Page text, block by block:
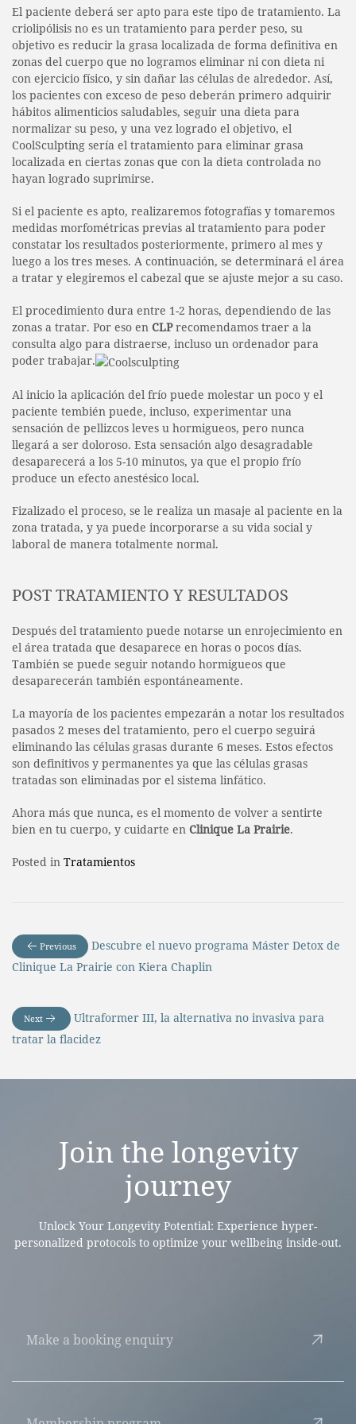
El paciente deberá ser apto para este tipo de tratamiento. La
criolipólisis no es un tratamiento para perder peso, su
objetivo es reducir la grasa localizada de forma definitiva en
zonas del cuerpo que no logramos eliminar ni con dieta ni
con ejercicio físico, y sin dañar las células de alrededor. Así,
los pacientes con exceso de peso deberán primero adquirir
hábitos alimenticios saludables, seguir una dieta para
normalizar su peso, y una vez logrado el objetivo, el
CoolSculpting sería el tratamiento para eliminar grasa
localizada en ciertas zonas que con la dieta controlada no
hayan logrado suprimirse.
Si el paciente es apto, realizaremos fotografías y tomaremos
medidas morfométricas previas al tratamiento para poder
constatar los resultados posteriormente, primero al mes y
luego a los tres meses. A continuación, se determinará el área
a tratar y elegiremos el cabezal que se ajuste mejor a su caso.
El procedimiento dura entre 1-2 horas, dependiendo de las
zonas a tratar. Por eso en CLPrecomendamos traer a la
consulta algo para distraerse, incluso un ordenador para
poder trabajar.
Al inicio la aplicación del frío puede molestar un poco y el
paciente tembién puede, incluso, experimentar una
sensación de pellizcos leves u hormigueos, pero nunca
llegará a ser doloroso. Esta sensación algo desagradable
desaparecerá a los 5-10 minutos, ya que el propio frío
produce un efecto anestésico local.
Fizalizado el proceso, se le realiza un masaje al paciente en la
zona tratada, y ya puede incorporarse a su vida social y
laboral de manera totalmente normal.
POST TRATAMIENTO Y RESULTADOS
Después del tratamiento puede notarse un enrojecimiento en
el área tratada que desaparece en horas o pocos días.
También se puede seguir notando hormigueos que
desaparecerán también espontáneamente.
La mayoría de los pacientes empezarán a notar los resultados
pasados 2 meses del tratamiento, pero el cuerpo seguirá
eliminando las células grasas durante 6 meses. Estos efectos
son definitivos y permanentes ya que las células grasas
tratadas son eliminadas por el sistema linfático.
Ahora más que nunca, es el momento de volver a sentirte
bien en tu cuerpo, y cuidarte en Clinique La Prairie.
Posted in Tratamientos
Previous
Descubre el nuevo programa Máster Detox de
Clinique La Prairie con Kiera Chaplin
Next
Ultraformer III, la alternativa no invasiva para
tratar la flacidez
Join the longevity
journey
Unlock Your Longevity Potential: Experience hyper-
personalized protocols to optimize your wellbeing inside-out.
Make a booking enquiry